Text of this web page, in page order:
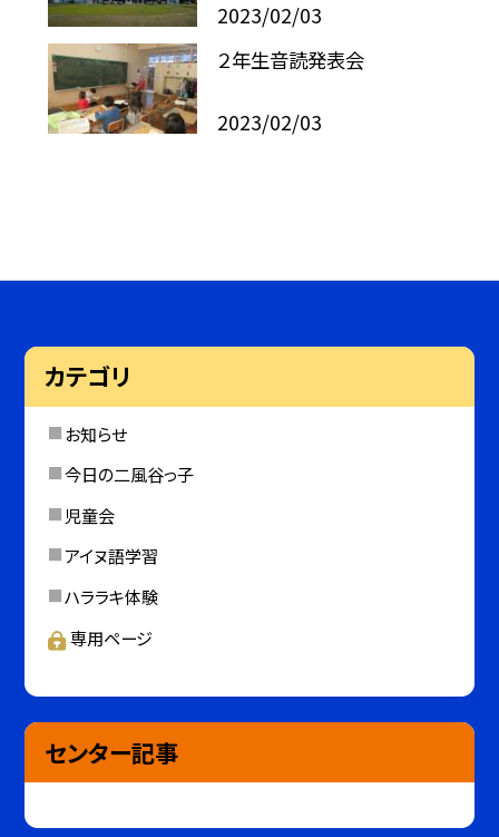
2023/02/03
２年生音読発表会
2023/02/03
カテゴリ
お知らせ
今日の二風谷っ子
児童会
アイヌ語学習
ハララキ体験
専用ページ
センター記事